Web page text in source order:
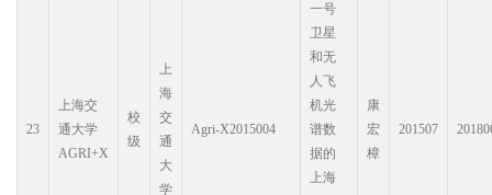
23
上海交
通大学
AGRI+X
校
级
上
海
交
通
大
学
Agri-X2015004
一号
卫星
和无
人飞
机光
谱数
据的
上海
康
宏
樟
201507